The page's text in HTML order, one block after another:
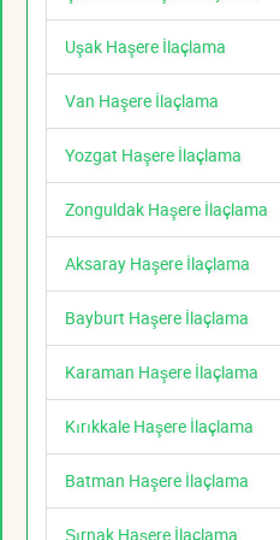
Uşak Haşere İlaçlama
Van Haşere İlaçlama
Yozgat Haşere İlaçlama
Zonguldak Haşere İlaçlama
Aksaray Haşere İlaçlama
Bayburt Haşere İlaçlama
Karaman Haşere İlaçlama
Kırıkkale Haşere İlaçlama
Batman Haşere İlaçlama
Şırnak Haşere İlaçlama